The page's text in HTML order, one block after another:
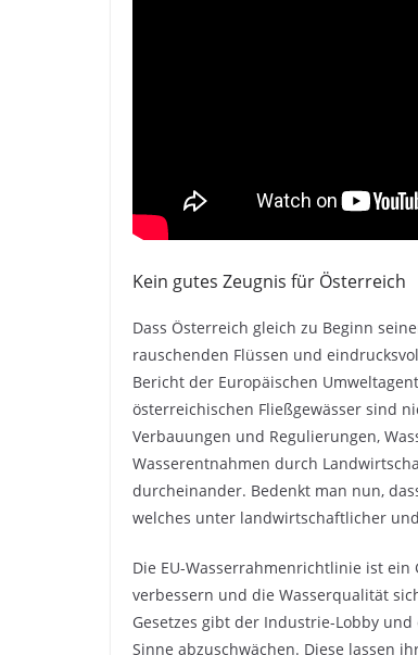
Kein gutes Zeugnis für Österreich
Dass Österreich gleich zu Beginn
rauschenden Flüssen und
Bericht der Europäischen
österreichischen Fließgewässer sind
Verbauungen und Regulierungen,
Wasserentnahmen durch
durcheinander. Bedenkt man nun,
welches unter landwirtschaftlicher
Die EU-Wasserrahmenrichtlinie ist ein
verbessern und die Wasserqualität
Gesetzes gibt der Industrie-Lobby
Sinne abzuschwächen. Diese lassen